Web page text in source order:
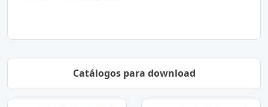
Catálogos para download